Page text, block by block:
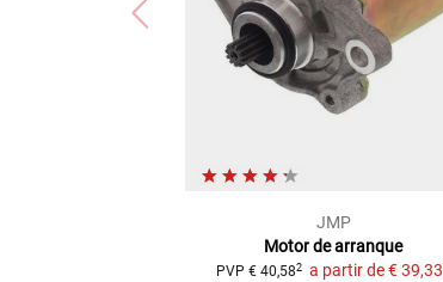
JMP
Motor de arranque
PVP € 40,582 a partir de€ 39,33